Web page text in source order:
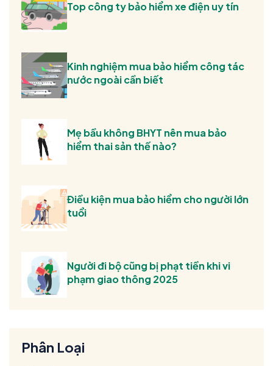
Top công ty bảo hiểm xe điện uy tín
Kinh nghiệm mua bảo hiểm công tác
nước ngoài cần biết
Mẹ bầu không BHYT nên mua bảo
hiểm thai sản thế nào?
Điều kiện mua bảo hiểm cho người lớn
tuổi
Người đi bộ cũng bị phạt tiền khi vi
phạm giao thông 2025
Phân Loại